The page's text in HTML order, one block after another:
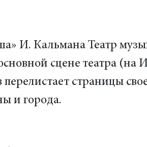
И. Кальмана Театр
сцене театра
страницы
и города.